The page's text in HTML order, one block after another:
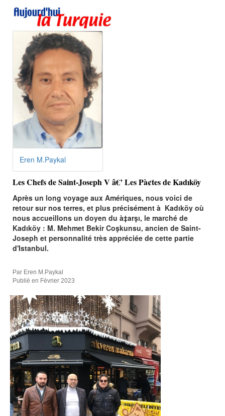
Eren M.Paykal
Les Chefs de Saint-Joseph V â€’ Les Pà¢tes de Kadıköy
Après un long voyage aux Amériques, nous voici de
retour sur nos terres, et plus précisément à Kadıköy où
nous accueillons un doyen du à‡arşı, le marché de
Kadıköy : M. Mehmet Bekir Coşkunsu, ancien de Saint-
Joseph et personnalité très appréciée de cette partie
d'Istanbul.
Par Eren M.Paykal
Publié en Février 2023